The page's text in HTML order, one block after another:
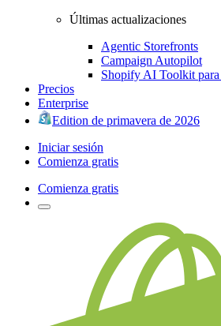
Últimas actualizaciones
Agentic Storefronts
Campaign Autopilot
Shopify AI Toolkit para
Precios
Enterprise
Edition de primavera de 2026
Iniciar sesión
Comienza gratis
Comienza gratis